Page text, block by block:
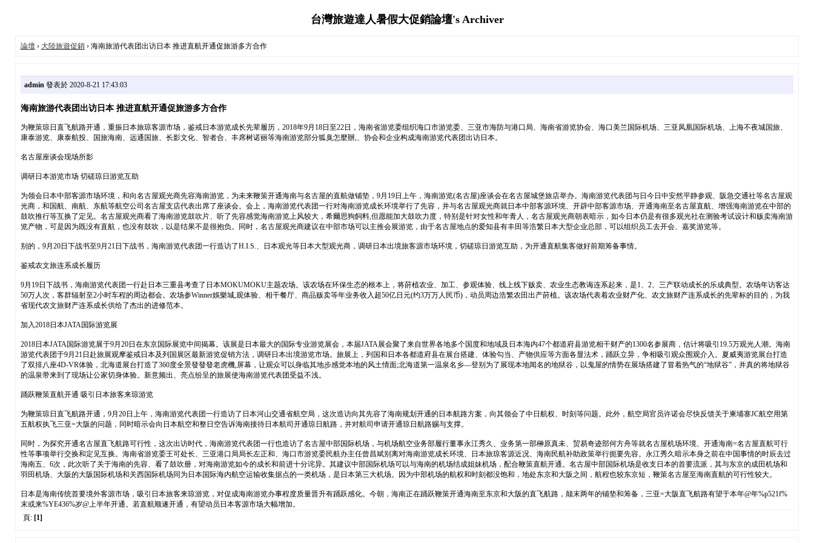
台灣旅遊達人暑假大促銷論壇's Archiver
論壇› 大陸旅遊促銷› 海南旅游代表团出访日本 推进直航开通促旅游多方合作
admin發表於 2020-8-21 17:43:03
海南旅游代表团出访日本 推进直航开通促旅游多方合作
为鞭策琼日直飞航路开通，重振日本旅琼客源市场，鉴戒日本游览成长先辈履历，2018年9月18日至22日，海南省游览委组织海口市游览委、三亚市海防与港口局、海南省游览协会、海口美兰国际机场、三亚凤凰国际机场、上海不夜城国旅、
康泰游览、康泰航投、国旅海南、远通国旅、长影文化、智者合、丰席树诺丽等海南游览部分狐臭怎麼辦,、协会和企业构成海南游览代表团出访日本。
名古屋座谈会现场所影
调研日本游览市场 切磋琼日游览互助
为领会日本中部客源市场环境，和向名古屋观光商先容海南游览，为未来鞭策开通海南与名古屋的直航做铺垫，9月19日上午，海南游览(名古屋)座谈会在名古屋城堡旅店举办。海南游览代表团与日今日中安然平静参观、阪急交通社等名古屋观
光商，和国航、南航、东航等航空公司名古屋支店代表出席了座谈会。会上，海南游览代表团一行对海南游览成长环境举行了先容，并与名古屋观光商就日本中部客源环境、开辟中部客源市场、开通海南至名古屋直航、增强海南游览在中部的
鼓吹推行等互换了定见。名古屋观光商看了海南游览鼓吹片、听了先容感觉海南游览上风较大，希爾思狗飼料,但愿能加大鼓吹力度，特别是针对女性和年青人，名古屋观光商朝表暗示，如今日本仍是有很多观光社在测验考试设计和贩卖海南游
览产物，可是因为既没有直航，也没有鼓吹，以是结果不是很抱负。同时，名古屋观光商建议在中部市场可以主推会展游览，由于名古屋地点的爱知县有丰田等浩繁日本大型企业总部，可以组织员工去开会、嘉奖游览等。
别的，9月20日下战书至9月21日下战书，海南游览代表团一行造访了H.I.S.、日本观光等日本大型观光商，调研日本出境旅客源市场环境，切磋琼日游览互助，为开通直航集客做好前期筹备事情。
鉴戒农文旅连系成长履历
9月19日下战书，海南游览代表团一行赴日本三重县考查了日本MOKUMOKU主题农场。该农场在环保生态的根本上，将莳植农业、加工、参观体验、线上线下贩卖、农业生态教诲连系起来，是1、2、三产联动成长的乐成典型。农场年访客达
50万人次，客群辐射至2小时车程的周边都会。农场参Winner娛樂城,观体验、相干餐厅、商品贩卖等年业务收入超50亿日元(约3万万人民币)，动员周边浩繁农田出产莳植。该农场代表着农业财产化、农文旅财产连系成长的先辈标的目的，为我
省现代农文旅财产连系成长供给了杰出的进修范本。
加入2018日本JATA国际游览展
2018日本JATA国际游览展于9月20日在东京国际展览中间揭幕。该展是日本最大的国际专业游览展会，本届JATA展会聚了来自世界各地多个国度和地域及日本海内47个都道府县游览相干财产的1300名参展商，估计将吸引19.5万观光人潮。海南
游览代表团于9月21日赴旅展观摩鉴戒日本及列国展区最新游览促销方法，调研日本出境游览市场。旅展上，列国和日本各都道府县在展台搭建、体验勾当、产物供应等方面各显法术，踊跃立异，争相吸引观众围观介入。夏威夷游览展台打造
了双排八座4D-VR体验，北海道展台打造了360度全景發發發老虎機,屏幕，让观众可以身临其地步感觉本地的风土情面;北海道第一温泉名乡—登别为了展现本地闻名的地狱谷，以鬼屋的情势在展场搭建了冒着热气的“地狱谷”，并真的将地狱谷
的温泉带来到了现场让公家切身体验。新意频出、亮点纷呈的旅展使海南游览代表团受益不浅。
踊跃鞭策直航开通 吸引日本旅客来琼游览
为鞭策琼日直飞航路开通，9月20日上午，海南游览代表团一行造访了日本河山交通省航空局，这次造访向其先容了海南规划开通的日本航路方案，向其领会了中日航权、时刻等问题。此外，航空局官员许诺会尽快反馈关于柬埔寨JC航空用第
五航权执飞三亚=大阪的问题，同时暗示会向日本航空和整日空告诉海南接待日本航司开通琼日航路，并对航司申请开通琼日航路赐与支撑。
同时，为探究开通名古屋直飞航路可行性，这次出访时代，海南游览代表团一行也造访了名古屋中部国际机场，与机场航空业务部履行董事永江秀久、业务第一部榊原真未、贸易奇迹部何方舟等就名古屋机场环境、开通海南=名古屋直航可行
性等事项举行交换和定见互换。海南省游览委王可处长、三亚港口局局长左正和、海口市游览委民航办主任曾昌斌别离对海南游览成长环境、日本旅琼客源近况、海南民航补助政策举行扼要先容。永江秀久暗示本身之前在中国事情的时辰去过
海南五、6次，此次听了关于海南的先容、看了鼓吹册，对海南游览如今的成长和前进十分诧异。其建议中部国际机场可以与海南的机场结成姐妹机场，配合鞭策直航开通。名古屋中部国际机场是收支日本的首要流派，其与东京的成田机场和
羽田机场、大阪的大阪国际机场和关西国际机场同为日本国际海内航空运输收集据点的一类机场，是日本第三大机场。因为中部机场的航权和时刻都没饱和，地处东京和大阪之间，航程也较东京短，鞭策名古屋至海南直航的可行性较大。
日本是海南传统首要境外客源市场，吸引日本旅客来琼游览，对促成海南游览办事程度质量晋升有踊跃感化。今朝，海南正在踊跃鞭策开通海南至东京和大阪的直飞航路，颠末两年的铺垫和筹备，三亚=大阪直飞航路有望于本年@年%p521f%
末或来%YE436%岁@上半年开通。若直航顺遂开通，有望动员日本客源市场大幅增加。
頁: [1]